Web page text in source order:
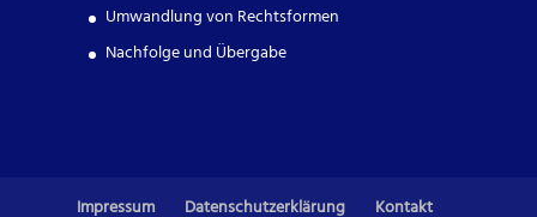
Umwandlung von Rechtsformen
Nachfolge und Übergabe
Impressum Datenschutzerklärung Kontakt